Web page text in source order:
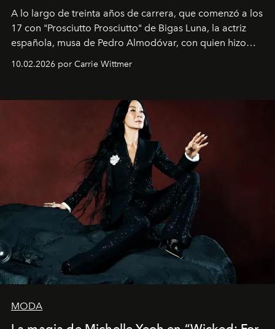
A lo largo de treinta años de carrera, que comenzó a los
17 con "Prosciutto Prosciutto" de Bigas Luna, la actriz
española, musa de Pedro Almodóvar, con quien hizo
Barcelona", ha dividido su tiempo entre Europa y
dirigida por Maggie Gyllenhaal.
10.02.2026 por Carrie Wittmer
MODA